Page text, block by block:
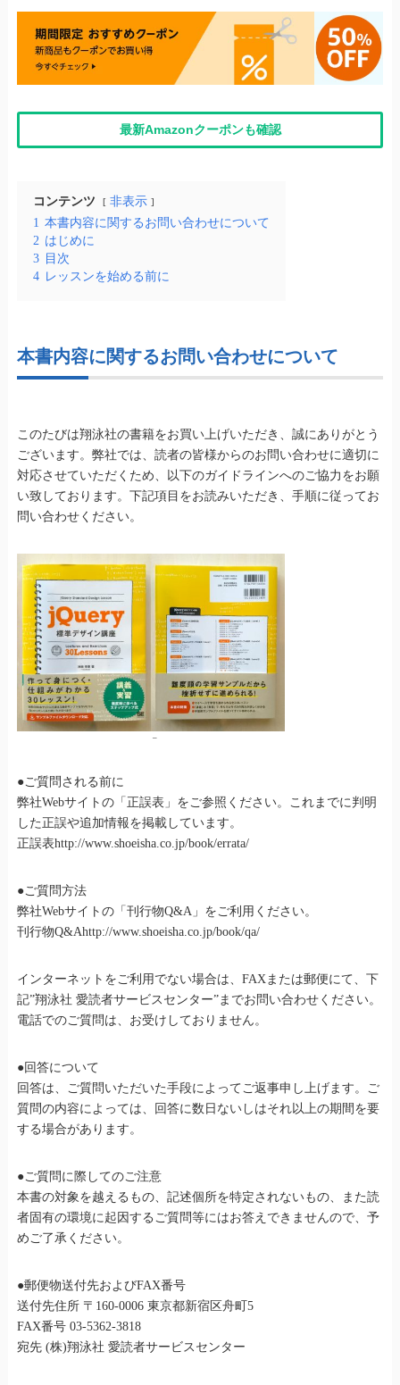
最新Amazonクーポンも確認
コンテンツ
非表示
1 本書内容に関するお問い合わせについて
2 はじめに
3 目次
4 レッスンを始める前に
本書内容に関するお問い合わせについて
このたびは翔泳社の書籍をお買い上げいただき、誠にありがとう
ございます。弊社では、読者の皆様からのお問い合わせに適切に
対応させていただくため、以下のガイドラインへのご協力をお願
い致しております。下記項目をお読みいただき、手順に従ってお
問い合わせください。
–
●ご質問される前に
弊社Webサイトの「正誤表」をご参照ください。これまでに判明
した正誤や追加情報を掲載しています。
正誤表http://www.shoeisha.co.jp/book/errata/
●ご質問方法
弊社Webサイトの「刊行物Q&A」をご利用ください。
刊行物Q&Ahttp://www.shoeisha.co.jp/book/qa/
インターネットをご利用でない場合は、FAXまたは郵便にて、下
記”翔泳社 愛読者サービスセンター”までお問い合わせください。
電話でのご質問は、お受けしておりません。
●回答について
回答は、ご質問いただいた手段によってご返事申し上げます。ご
質問の内容によっては、回答に数日ないしはそれ以上の期間を要
する場合があります。
●ご質問に際してのご注意
本書の対象を越えるもの、記述個所を特定されないもの、また読
者固有の環境に起因するご質問等にはお答えできませんので、予
めご了承ください。
●郵便物送付先およびFAX番号
送付先住所 〒160-0006 東京都新宿区舟町5
FAX番号 03-5362-3818
宛先 (株)翔泳社 愛読者サービスセンター